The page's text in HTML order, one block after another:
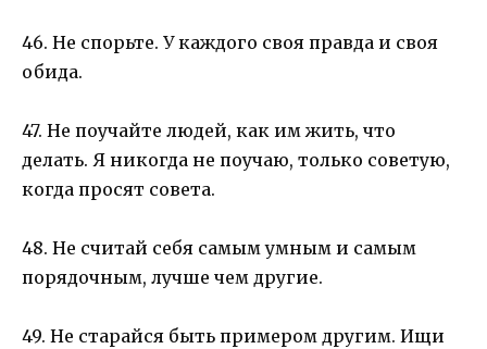
46. Не спорьте. У каждого своя правда и своя
обида.
47. Не поучайте людей, как им жить, что
делать. Я никогда не поучаю, только советую,
когда просят совета.
48. Не считай себя самым умным и самым
порядочным, лучше чем другие.
49. Не старайся быть примером другим. Ищи